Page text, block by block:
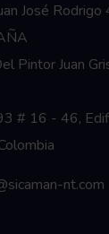
José
Pintor Juan
# 16 - 46,
nt.com